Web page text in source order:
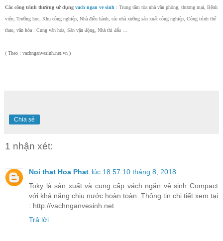
Các công trình thường sử dụng vach ngan ve sinh : Trung tâm tòa nhà văn phòng, thương mại, Bệnh
viện, Trường học, Khu công nghiệp, Nhà điều hành, các nhà xưởng sản xuất công nghiệp, Công trình thể
thao, văn hóa : Cung văn hóa, Sân vận động, Nhà thi đấu …
( Theo : vachnganvesinh.net.vn )
Chia sẻ
1 nhận xét:
Noi that Hoa Phat lúc 18:57 10 tháng 8, 2018
Toky là sản xuất và cung cấp vách ngăn vệ sinh Compact
với khả năng chịu nước hoàn toàn. Thông tin chi tiết xem tại
: http://vachnganvesinh.net
Trả lời